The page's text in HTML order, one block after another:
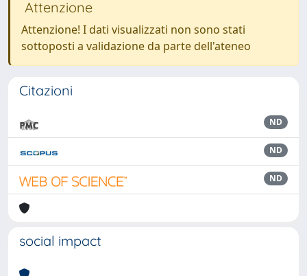
Attenzione
Attenzione! I dati visualizzati non sono stati
sottoposti a validazione da parte dell'ateneo
Citazioni
ND
ND
ND
social impact